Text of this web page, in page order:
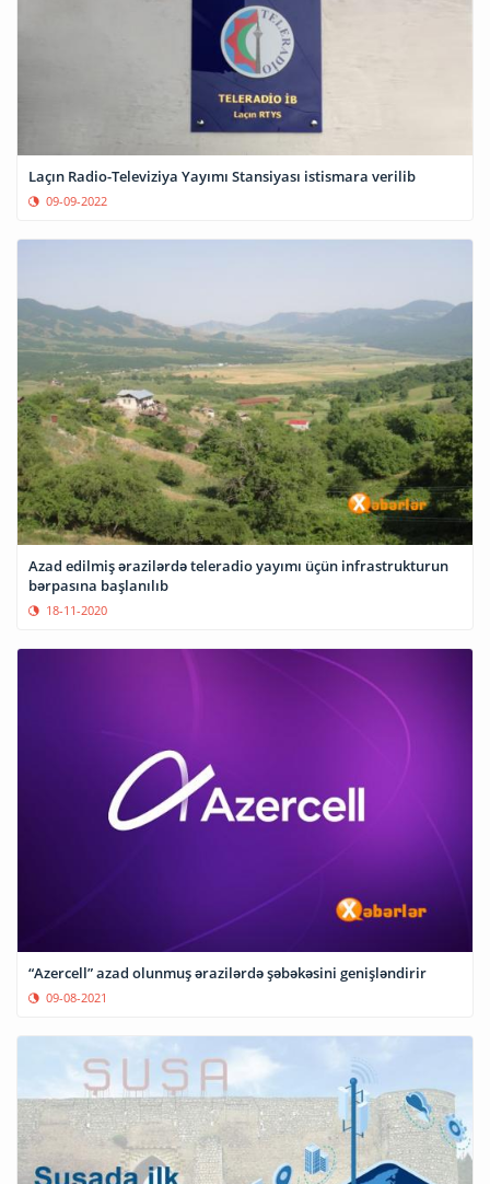
Laçın Radio-Televiziya Yayımı Stansiyası istismara verilib
09-09-2022
Azad edilmiş ərazilərdə teleradio yayımı üçün infrastrukturun
bərpasına başlanılıb
18-11-2020
“Azercell” azad olunmuş ərazilərdə şəbəkəsini genişləndirir
09-08-2021